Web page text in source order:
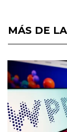
MÁS DE